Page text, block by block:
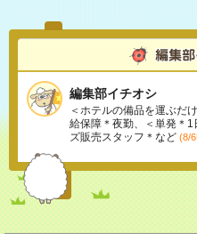
編集部イチオシ
＜ホテルの備品を運ぶだ
給保障＊夜勤、＜単発＊
ズ販売スタッフ＊など (8/